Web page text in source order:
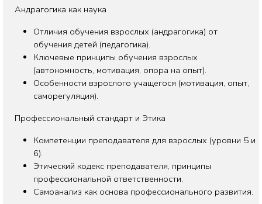
Андрагогика как наука
Отличия обучения взрослых (андрагогика) от
обучения детей (педагогика).
Ключевые принципы обучения взрослых
(автономность, мотивация, опора на опыт).
Особенности взрослого учащегося (мотивация, опыт,
саморегуляция).
Профессиональный стандарт и Этика
Компетенции преподавателя для взрослых (уровни 5 и
6).
Этический кодекс преподавателя, принципы
профессиональной ответственности.
Самоанализ как основа профессионального развития.